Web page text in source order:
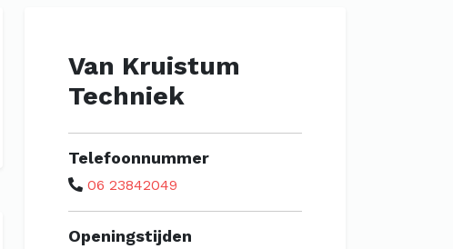
Van Kruistum
Techniek
Telefoonnummer
06 23842049
Openingstijden